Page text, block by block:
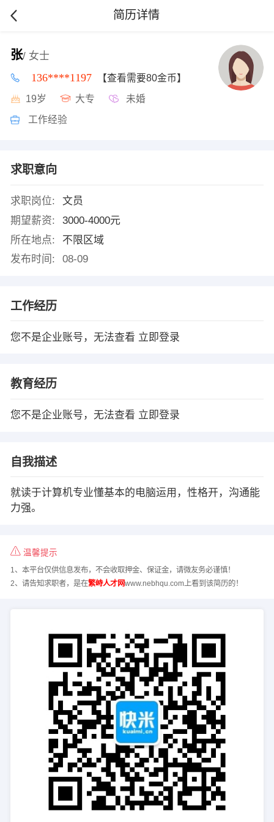
简历详情
张/ 女士
136****1197 【查看需要80金币】
19岁 大专 未婚
工作经验
求职意向
求职岗位:
文员
期望薪资:
3000-4000元
所在地点:
不限区域
发布时间:
08-09
工作经历
您不是企业账号，无法查看 立即登录
教育经历
您不是企业账号，无法查看 立即登录
自我描述
就读于计算机专业懂基本的电脑运用，性格开，沟通能
力强。
温馨提示
1、本平台仅供信息发布，不会收取押金、保证金，请微友务必谨慎！
2、请告知求职者，是在繁峙人才网www.nebhqu.com上看到该简历的！